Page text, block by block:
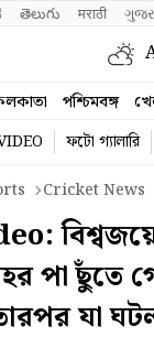
తెలుగు मराठी
পশ্চিমবঙ্গ
ফটো গ্যালারি
Cricket News
পা ছুঁতে
যা